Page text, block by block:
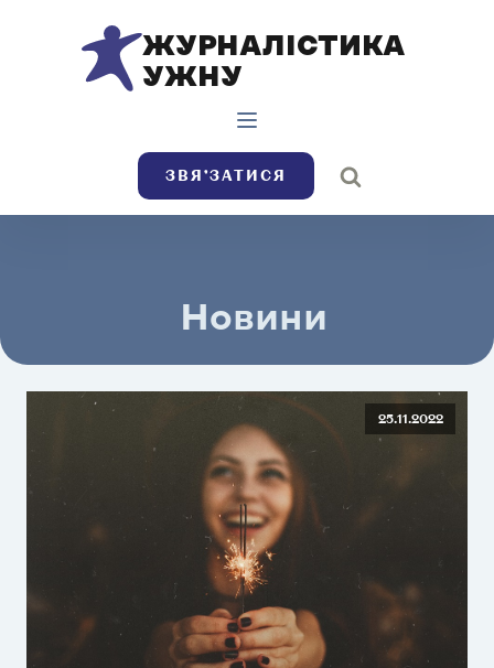
ЖУРНАЛІСТИКА
УЖНУ
ЗВЯ’ЗАТИСЯ
Новини
25.11.2022